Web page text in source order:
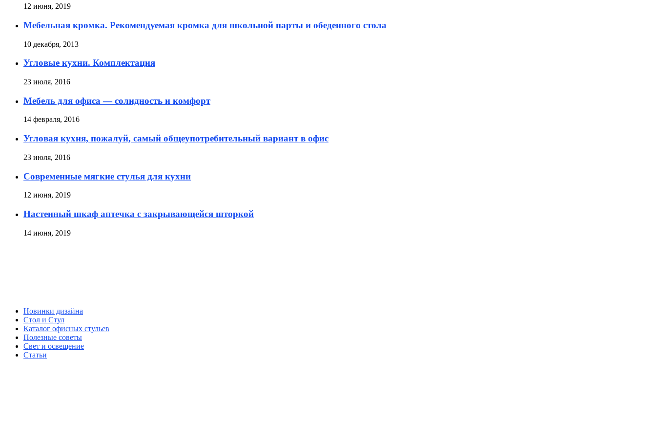
12 июня, 2019
Мебельная кромка. Рекомендуемая кромка для школьной парты и обеденного стола
10 декабря, 2013
Угловые кухни. Комплектация
23 июля, 2016
Мебель для офиса — солидность и комфорт
14 февраля, 2016
Угловая кухня, пожалуй, самый общеупотребительный вариант в офис
23 июля, 2016
Современные мягкие стулья для кухни
12 июня, 2019
Настенный шкаф аптечка с закрывающейся шторкой
14 июня, 2019
Новинки дизайна
Стол и Стул
Каталог офисных стульев
Полезные советы
Свет и освещение
Статьи